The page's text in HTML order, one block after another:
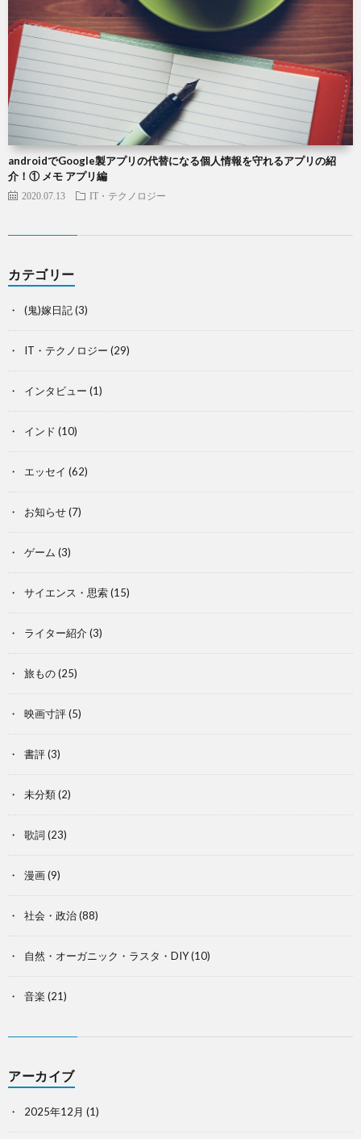
androidでGoogle製アプリの代替になる個人情報を守れるアプリの紹
介！① メモ アプリ編
2020.07.13 IT・テクノロジー
カテゴリー
(鬼)嫁日記(3)
IT・テクノロジー (29)
インタビュー (1)
インド (10)
エッセイ (62)
お知らせ(7)
ゲーム (3)
サイエンス・思索(15)
ライター紹介(3)
旅もの(25)
映画寸評(5)
書評(3)
未分類(2)
歌詞 (23)
漫画(9)
社会・政治(88)
自然・オーガニック・ラスタ・DIY(10)
音楽 (21)
アーカイブ
2025年12月 (1)